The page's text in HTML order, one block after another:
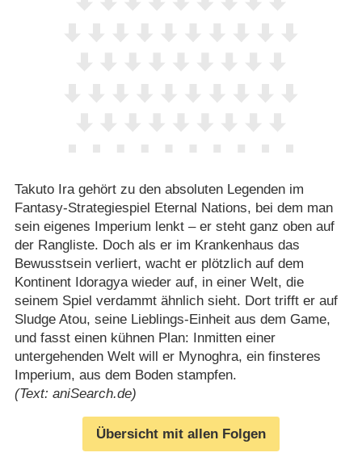
Takuto Ira gehört zu den absoluten Legenden im
Fantasy-Strategiespiel Eternal Nations, bei dem man
sein eigenes Imperium lenkt – er steht ganz oben auf
der Rangliste. Doch als er im Krankenhaus das
Bewusstsein verliert, wacht er plötzlich auf dem
Kontinent Idoragya wieder auf, in einer Welt, die
seinem Spiel verdammt ähnlich sieht. Dort trifft er auf
Sludge Atou, seine Lieblings-Einheit aus dem Game,
und fasst einen kühnen Plan: Inmitten einer
untergehenden Welt will er Mynoghra, ein finsteres
Imperium, aus dem Boden stampfen.
(Text: aniSearch.de)
Übersicht mit allen Folgen